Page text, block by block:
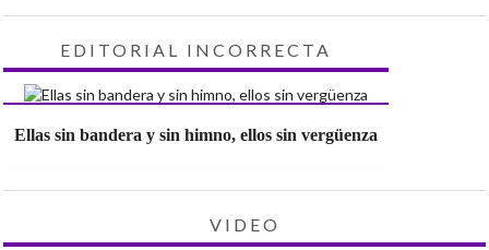
EDITORIAL INCORRECTA
Ellas sin bandera y sin himno, ellos sin vergüenza
VIDEO